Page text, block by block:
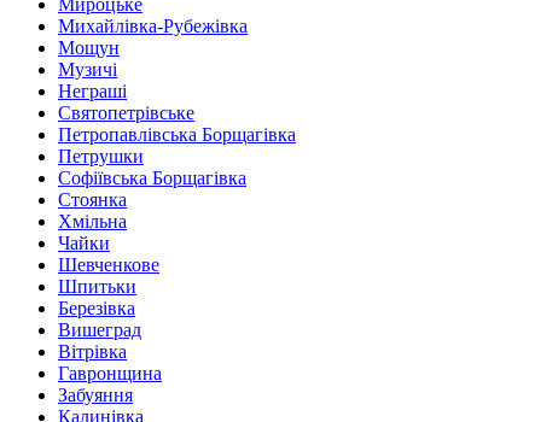
Михайлівка-Рубежівка
Мощун
Музичі
Неграші
Святопетрівське
Петропавлівська Борщагівка
Петрушки
Софіївська Борщагівка
Стоянка
Хмільна
Чайки
Шевченкове
Шпитьки
Березівка
Вишеград
Вітрівка
Гавронщина
Забуяння
Калинівка